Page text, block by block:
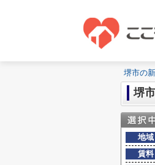
堺市の
堺
地域
賃料